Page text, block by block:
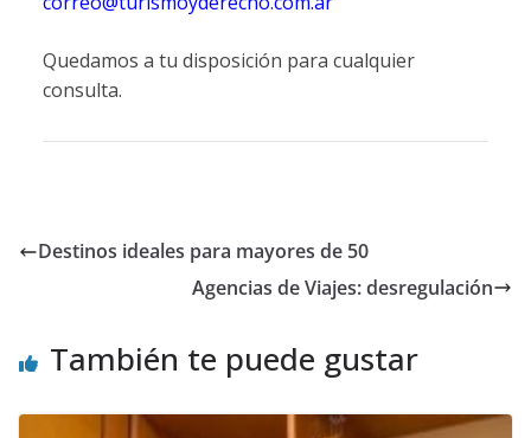
Quedamos a tu disposición para cualquier
consulta.
Destinos ideales para mayores de 50
Agencias de Viajes: desregulación
También te puede gustar